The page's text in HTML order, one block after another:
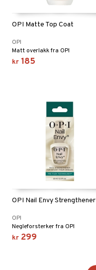
OPI Matte Top Coat
OPI
Matt overlakk fra OPI
kr 185
OPI Nail Envy Strengthener
OPI
Negleforsterker fra OPI
kr 299